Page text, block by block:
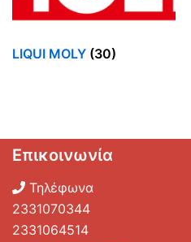
Χωρίς κατηγορία
ΦΙΛΤΡΆΡΙΣΜΑ
LIQUI MOLY (30)
Επικοινωνία
Τηλέφωνα
2331070344
2331064514